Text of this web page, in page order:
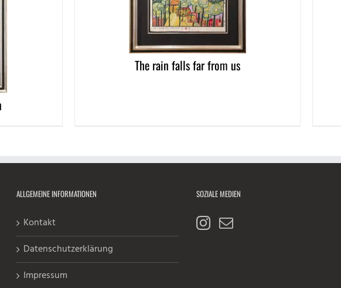
The rain falls far from us
ALLGEMEINE INFORMATIONEN
Kontakt
Datenschutzerklärung
Impressum
SOZIALE MEDIEN